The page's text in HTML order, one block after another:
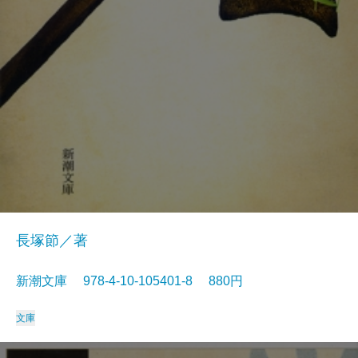
長塚節／著
新潮文庫 978-4-10-105401-8 880円
文庫